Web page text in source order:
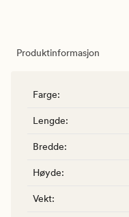
Produktinformasjon
Farge:
Lengde:
Bredde:
Høyde:
Vekt: